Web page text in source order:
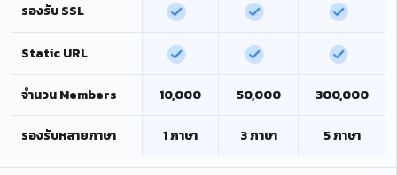
รองรับ SSL
Static URL
จำนวน Members 10,000 50,000 300,000
รองรับหลายภาษา 1 ภาษา 3 ภาษา 5 ภาษา